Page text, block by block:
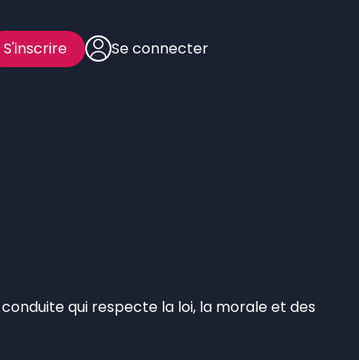
S'inscrire Se connecter
qui respecte la loi, la morale et des